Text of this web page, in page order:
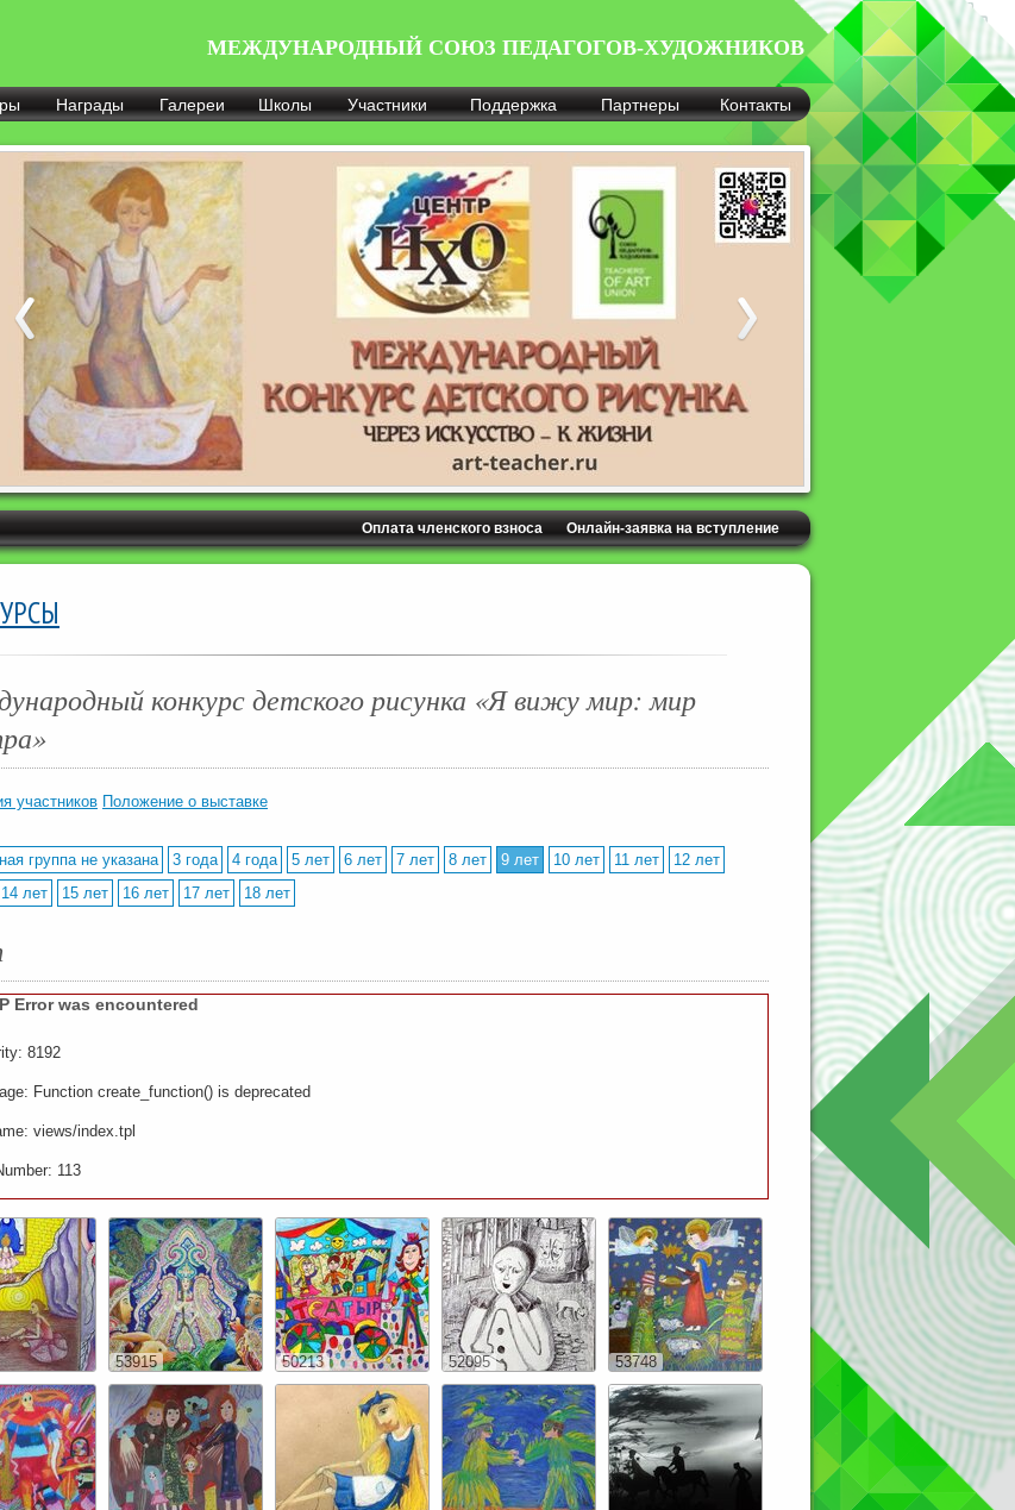
МЕЖДУНАРОДНЫЙ СОЮЗ ПЕДАГОГОВ-ХУДОЖНИКОВ
Награды Галереи Школы Участники Поддержка Партнеры Контакты
Онлайн-заявка на вступление
Оплата членского взноса
конкурс детского рисунка «Я вижу мир: мир
участников Положение о выставке
группа не указана 3 года 4 года 5 лет 6 лет 7 лет 8 лет 9 лет 10 лет 11 лет
12 лет
14 лет 15 лет 16 лет 17 лет 18 лет
Error was encountered
8192
Function create_function() is deprecated
views/index.tpl
113
53915 50213 52095 53748